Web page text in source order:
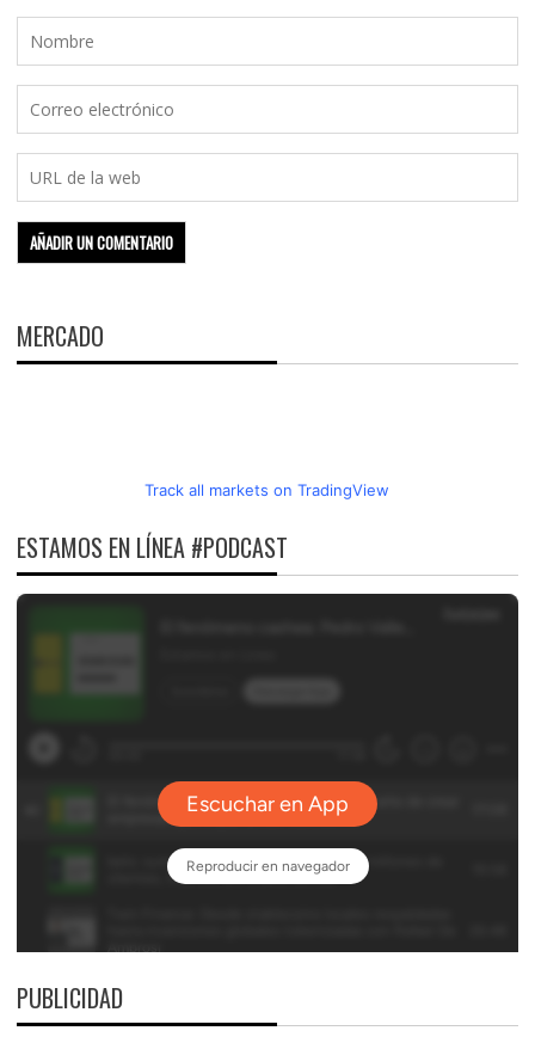
MERCADO
Track all markets on TradingView
ESTAMOS EN LÍNEA #PODCAST
PUBLICIDAD